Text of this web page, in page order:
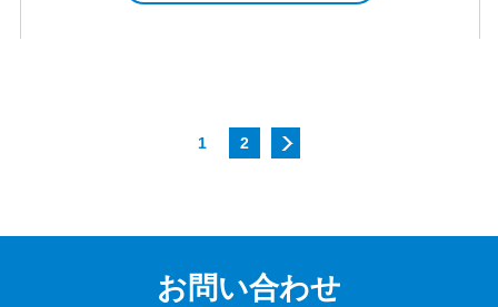
1 2
お問い合わせ